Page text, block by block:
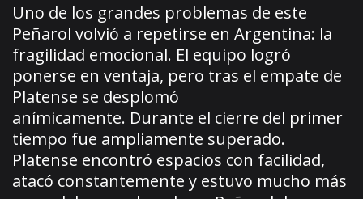
Uno de los grandes problemas de este
Peñarol volvió a repetirse en Argentina: la
fragilidad emocional. El equipo logró
ponerse en ventaja, pero tras el empate de
Platense se desplomó
anímicamente. Durante el cierre del primer
tiempo fue ampliamente superado.
Platense encontró espacios con facilidad,
atacó constantemente y estuvo mucho más